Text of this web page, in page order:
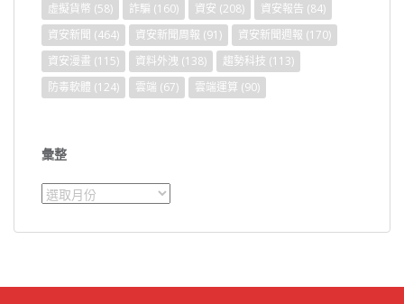
虛擬貨幣 (58) 詐騙 (160) 資安 (208) 資安報告 (84)
資安新聞 (464) 資安新聞周報 (91) 資安新聞週報 (170)
資安漫畫 (115) 資料外洩 (138) 趨勢科技 (113)
防毒軟體 (124) 雲端 (67) 雲端運算 (90)
彙整
彙